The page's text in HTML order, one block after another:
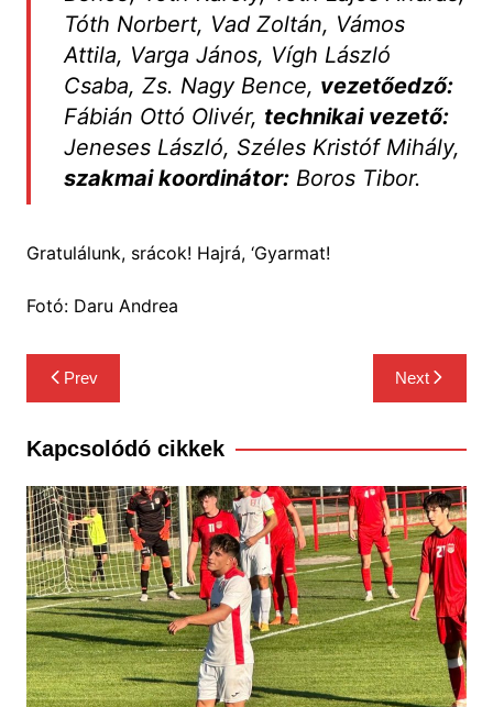
Tóth Norbert, Vad Zoltán, Vámos
Attila, Varga János, Vígh László
Csaba, Zs. Nagy Bence, vezetőedző:
Fábián Ottó Olivér, technikai vezető:
Jeneses László, Széles Kristóf Mihály,
szakmai koordinátor:Boros Tibor.
Gratulálunk, srácok! Hajrá, ‘Gyarmat!
Fotó: Daru Andrea
Bejegyzés
navigáció
Prev Next
Kapcsolódó cikkek